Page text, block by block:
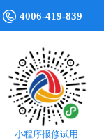
4006-419-839
小程序报修试用